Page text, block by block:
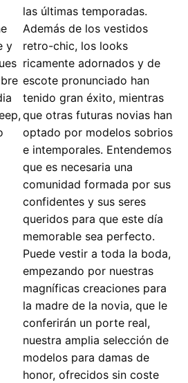
y
las últimas temporadas.
Además de los vestidos
retro-chic, los looks
ricamente adornados y de
escote pronunciado han
tenido gran éxito, mientras
que otras futuras novias han
optado por modelos sobrios
e intemporales. Entendemos
que es necesaria una
comunidad formada por sus
confidentes y sus seres
queridos para que este día
memorable sea perfecto.
Puede vestir a toda la boda,
empezando por nuestras
magníficas creaciones para
la madre de la novia, que le
conferirán un porte real,
nuestra amplia selección de
modelos para damas de
honor, ofrecidos sin coste